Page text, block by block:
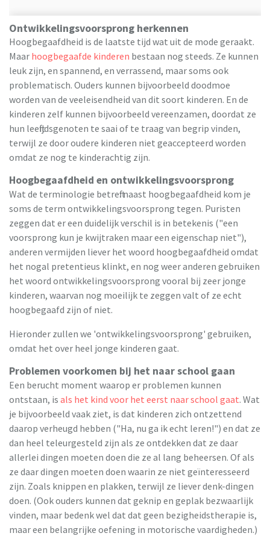
Ontwikkelingsvoorsprong herkennen
Hoogbegaafdheid is de laatste tijd wat uit de mode geraakt.
Maar hoogbegaafde kinderen bestaan nog steeds. Ze kunnen
leuk zijn, en spannend, en verrassend, maar soms ook
problematisch. Ouders kunnen bijvoorbeeld doodmoe
worden van de veeleisendheid van dit soort kinderen. En de
kinderen zelf kunnen bijvoorbeeld vereenzamen, doordat ze
hun leeftijdsgenoten te saai of te traag van begrip vinden,
terwijl ze door oudere kinderen niet geaccepteerd worden
omdat ze nog te kinderachtig zijn.
Hoogbegaafdheid en ontwikkelingsvoorsprong
Wat de terminologie betreft: naast hoogbegaafdheid kom je
soms de term ontwikkelingsvoorsprong tegen. Puristen
zeggen dat er een duidelijk verschil is in betekenis ("een
voorsprong kun je kwijtraken maar een eigenschap niet"),
anderen vermijden liever het woord hoogbegaafdheid omdat
het nogal pretentieus klinkt, en nog weer anderen gebruiken
het woord ontwikkelingsvoorsprong vooral bij zeer jonge
kinderen, waarvan nog moeilijk te zeggen valt of ze echt
hoogbegaafd zijn of niet.
Hieronder zullen we 'ontwikkelingsvoorsprong' gebruiken,
omdat het over heel jonge kinderen gaat.
Problemen voorkomen bij het naar school gaan
Een berucht moment waarop er problemen kunnen
ontstaan, is als het kind voor het eerst naar school gaat. Wat
je bijvoorbeeld vaak ziet, is dat kinderen zich ontzettend
daarop verheugd hebben ("Ha, nu ga ik echt leren!") en dat ze
dan heel teleurgesteld zijn als ze ontdekken dat ze daar
allerlei dingen moeten doen die ze al lang beheersen. Of als
ze daar dingen moeten doen waarin ze niet geïnteresseerd
zijn. Zoals knippen en plakken, terwijl ze liever denk-dingen
doen. (Ook ouders kunnen dat geknip en geplak bezwaarlijk
vinden, maar bedenk wel dat dat geen bezigheidstherapie is,
maar een belangrijke oefening in motorische vaardigheden.)